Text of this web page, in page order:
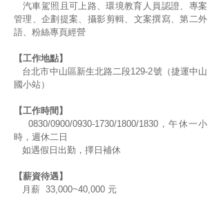
汽車駕照且可上路、環境教育人員認證、專案
管理、企劃提案、攝影剪輯、文案撰寫、第二外
語、粉絲專頁經營
【工作地點】
台北市中山區新生北路二段129-2號（捷運中山
國小站）
【工作時間】
0830/0900/0930-1730/1800/1830，午休一小
時，週休二日
如遇假日出勤，擇日補休
【薪資待遇】
月薪 33,000~40,000 元